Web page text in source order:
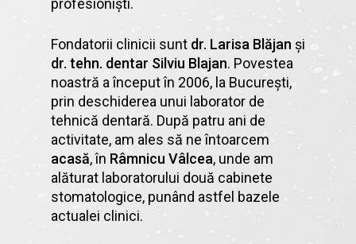
profesioniști.
Fondatorii clinicii sunt dr. Larisa Blăjan și
dr. tehn. dentar Silviu Blajan. Povestea
noastră a început în 2006, la București,
prin deschiderea unui laborator de
tehnică dentară. După patru ani de
activitate, am ales să ne întoarcem
acasă, în Râmnicu Vâlcea, unde am
alăturat laboratorului două cabinete
stomatologice, punând astfel bazele
actualei clinici.